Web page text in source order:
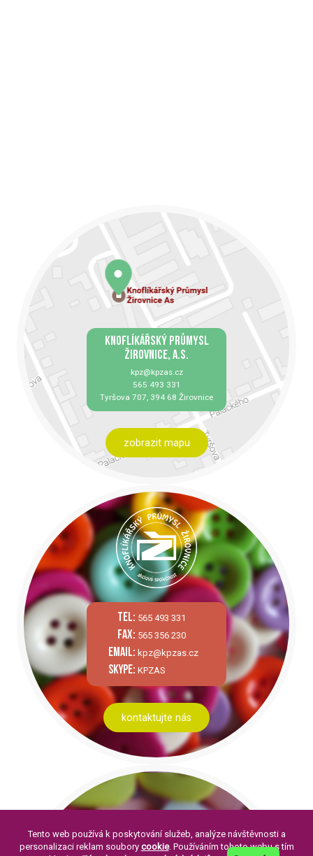
KNOFLÍKÁŘSKÝ PRŮMYSL
ŽIROVNICE, A.S.
kpz@kpzas.cz
565 493 331
Tyršova 707, 394 68 Žirovnice
zobrazit mapu
tel: 565 493 331
fax: 565 356 230
email: kpz@kpzas.cz
skype: KPZAS
kontaktujte nás
Tento web používá k poskytování služeb, analýze návštěvnosti a
personalizaci reklam soubory cookie. Používáním tohoto webu s tím